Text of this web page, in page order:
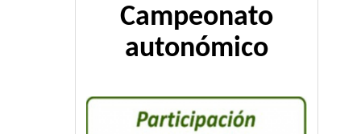
Campeonato
autonómico